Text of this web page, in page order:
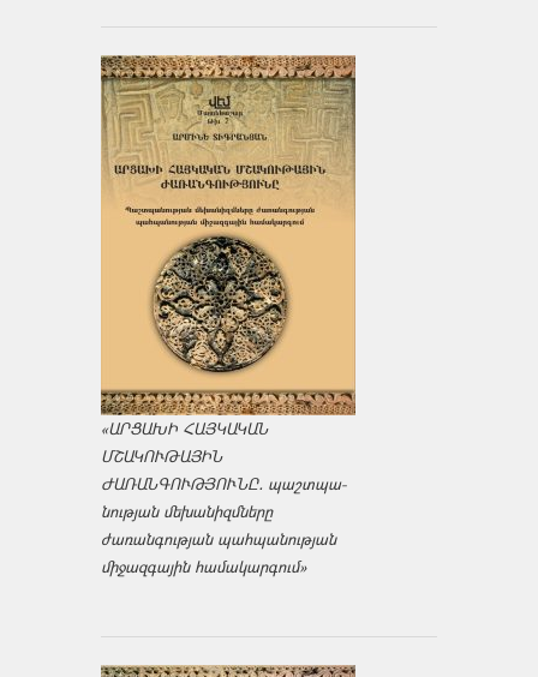
«ԱՐՑԱԽԻ ՀԱՅԿԱԿԱՆ
ՄՇԱԿՈՒԹԱՅԻՆ
ԺԱՌԱՆԳՈՒԹՅՈՒՆԸ․ պաշտպա­
նության մեխանիզմները
ժառանգության պահպանության
միջազ­գային համակարգում»